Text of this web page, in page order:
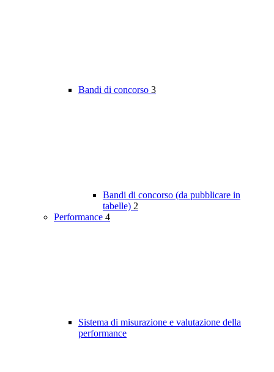
Bandi di concorso 3
Bandi di concorso (da pubblicare in
tabelle) 2
Performance 4
Sistema di misurazione e valutazione della
performance